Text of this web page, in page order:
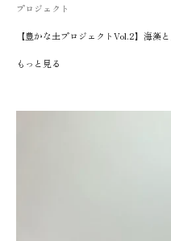
プロジェクト
【豊かな土プロジェクトVol.2】海藻
もっと見る